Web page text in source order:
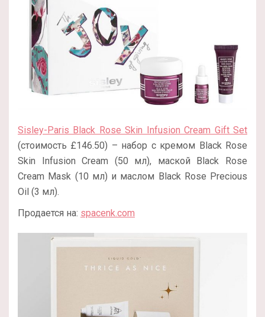
Sisley-Paris Black Rose Skin Infusion Cream Gift Set
(стоимость £146.50) – набор с кремом Black Rose
Skin Infusion Cream (50 мл), маской Black Rose
Cream Mask (10 мл) и маслом Black Rose Precious
Oil (3 мл).
Продается на: spacenk.com